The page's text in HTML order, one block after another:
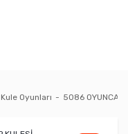
Kule Oyunları 5086 OYUNCAK